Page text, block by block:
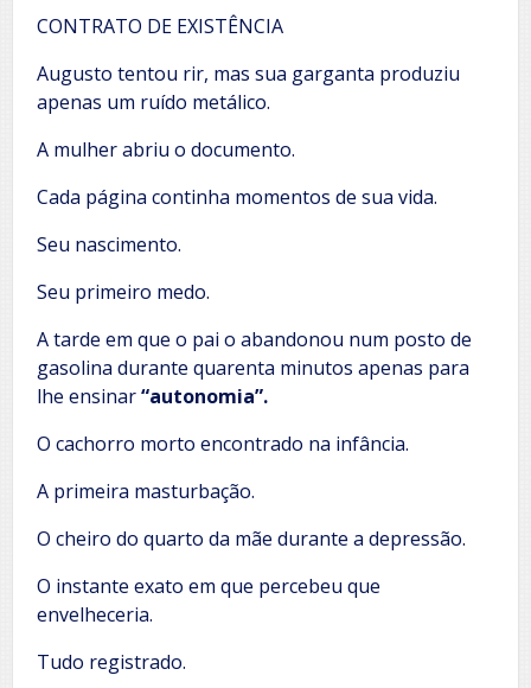
CONTRATO DE EXISTÊNCIA
Augusto tentou rir, mas sua garganta produziu
apenas um ruído metálico.
A mulher abriu o documento.
Cada página continha momentos de sua vida.
Seu nascimento.
Seu primeiro medo.
A tarde em que o pai o abandonou num posto de
gasolina durante quarenta minutos apenas para
lhe ensinar“autonomia”.
O cachorro morto encontrado na infância.
A primeira masturbação.
O cheiro do quarto da mãe durante a depressão.
O instante exato em que percebeu que
envelheceria.
Tudo registrado.